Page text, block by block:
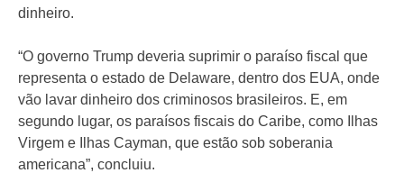
dinheiro.
“O governo Trump deveria suprimir o paraíso fiscal que
representa o estado de Delaware, dentro dos EUA, onde
vão lavar dinheiro dos criminosos brasileiros. E, em
segundo lugar, os paraísos fiscais do Caribe, como Ilhas
Virgem e Ilhas Cayman, que estão sob soberania
americana”, concluiu.